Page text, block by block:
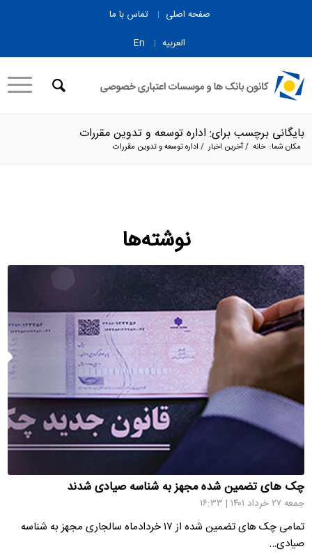
صفحه اصلی
تماس با ما
العربیه
En
بایگانی برچسب برای: اداره توسعه و تدوین مقررات
مکان شما: خانه /آخرین اخبار / اداره توسعه و تدوین مقررات
نوشته‌ها
چک های تضمین شده مجهز به شناسه صیادی شدند
جمعه ۲۷ خرداد ۱۴۰۱ | ۱۶:۳۳
تمامی چک های تضمین شده از ۱۷ خردادماه سالجاری مجهز به شناسه
صیادی…